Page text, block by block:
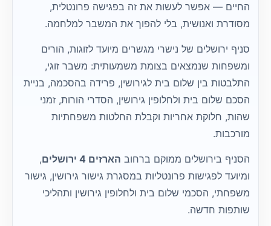
החיים — אפשר לעשות את זה בפגישה פרונטלית,
מסודרת ואנושית, בלי להפוך את המשבר למלחמה.
סניף ירושלים של נישרי מגשרים מיועד לזוגות, הורים
ומשפחות שנמצאים בצומת משמעותית: משבר זוגי,
התלבטות בין שלום בית לגירושין, פרידה בהסכמה, בניית
הסכם שלום בית ולחלופין גירושין, הסדרי הורות, זמני
שהות, חלוקת אחריות וקבלת החלטות משפחתיות
מורכבות.
הסניף בירושלים ממוקם ברחוב הארזים 4 ירושלים
,
ומיועד לפגישות פרונטליות במסגרת גישור גירושין, גישור
משפחתי, הסכמי שלום בית ולחלופין גירושין ותהליכי
שותפות חדשה.